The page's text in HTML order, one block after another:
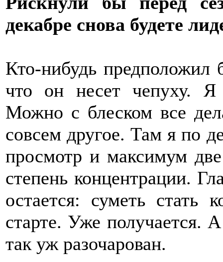
декабре снова будете
Кто-нибудь предположил
что он несет чепуху. Я
Можно с блеском все
совсем другое. Там я по
просмотр и максимум
степень концентрации.
остается: суметь стать
старте. Уже
так уж разочарован.